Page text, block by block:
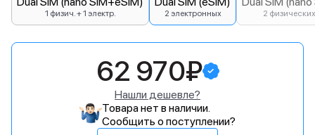
1 физич. + 1 электр. 2 электронных 2 физических
62 970₽
Нашли дешевле?
Товара нет в наличии.
Сообщить о поступлении?